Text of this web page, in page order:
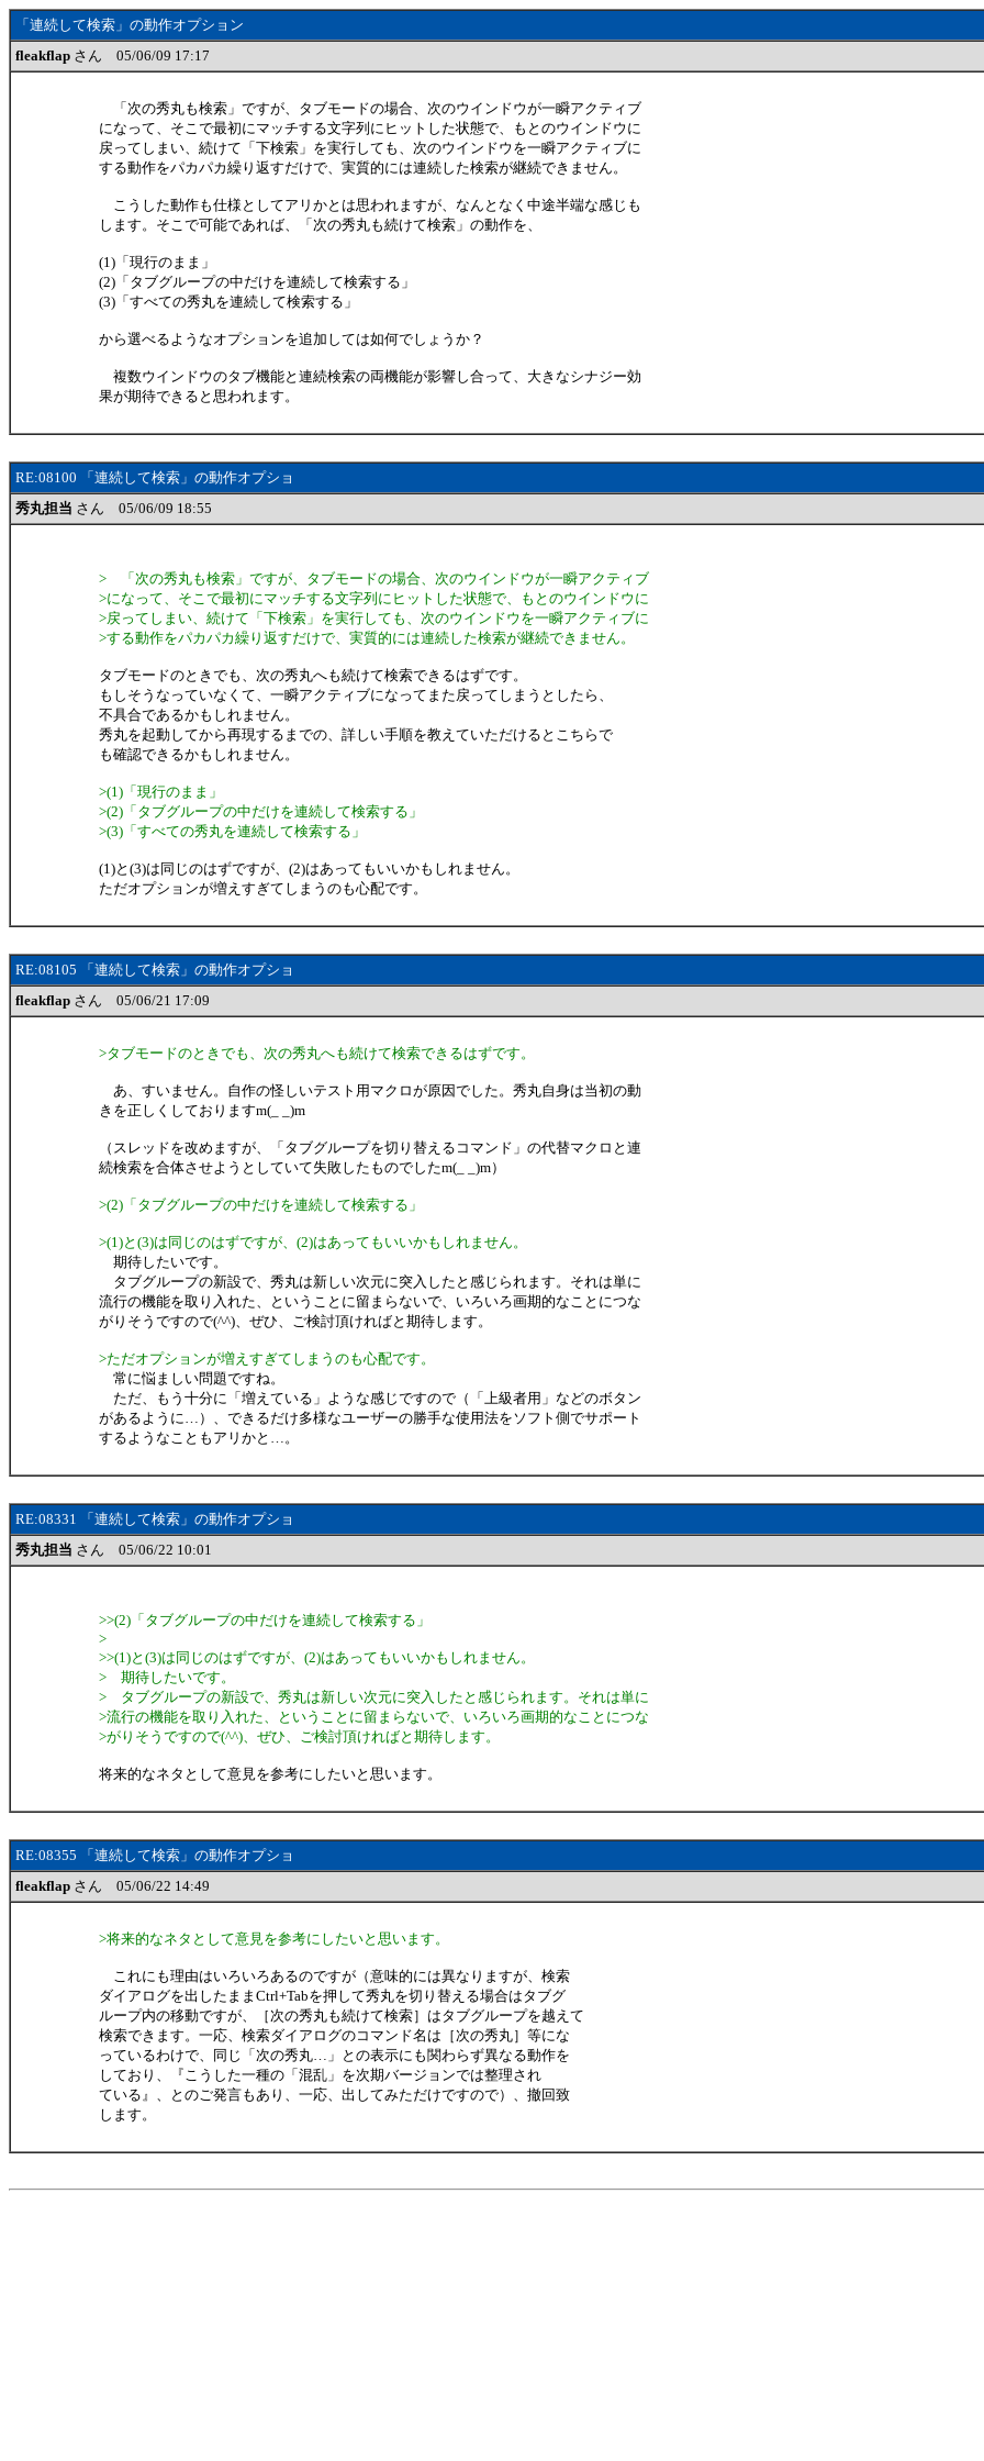
「連続して検索」の動作オプション
fleakflap さん 05/06/09 17:17
「次の秀丸も検索」ですが、タブモードの場合、次のウインドウが一瞬アクティブ
になって、そこで最初にマッチする文字列にヒットした状態で、もとのウインドウに
戻ってしまい、続けて「下検索」を実行しても、次のウインドウを一瞬アクティブに
する動作をパカパカ繰り返すだけで、実質的には連続した検索が継続できません。
こうした動作も仕様としてアリかとは思われますが、なんとなく中途半端な感じも
します。そこで可能であれば、「次の秀丸も続けて検索」の動作を、
(1)「現行のまま」
(2)「タブグループの中だけを連続して検索する」
(3)「すべての秀丸を連続して検索する」
から選べるようなオプションを追加しては如何でしょうか？
複数ウインドウのタブ機能と連続検索の両機能が影響し合って、大きなシナジー効
果が期待できると思われます。
RE:08100 「連続して検索」の動作オプショ
秀丸担当 さん 05/06/09 18:55
> 「次の秀丸も検索」ですが、タブモードの場合、次のウインドウが一瞬アクティブ
>になって、そこで最初にマッチする文字列にヒットした状態で、もとのウインドウに
>戻ってしまい、続けて「下検索」を実行しても、次のウインドウを一瞬アクティブに
>する動作をパカパカ繰り返すだけで、実質的には連続した検索が継続できません。
タブモードのときでも、次の秀丸へも続けて検索できるはずです。
もしそうなっていなくて、一瞬アクティブになってまた戻ってしまうとしたら、
不具合であるかもしれません。
秀丸を起動してから再現するまでの、詳しい手順を教えていただけるとこちらで
も確認できるかもしれません。
>(1)「現行のまま」
>(2)「タブグループの中だけを連続して検索する」
>(3)「すべての秀丸を連続して検索する」
(1)と(3)は同じのはずですが、(2)はあってもいいかもしれません。
ただオプションが増えすぎてしまうのも心配です。
RE:08105 「連続して検索」の動作オプショ
fleakflap さん 05/06/21 17:09
>タブモードのときでも、次の秀丸へも続けて検索できるはずです。
あ、すいません。自作の怪しいテスト用マクロが原因でした。秀丸自身は当初の動
きを正しくしておりますm(_ _)m
（スレッドを改めますが、「タブグループを切り替えるコマンド」の代替マクロと連
続検索を合体させようとしていて失敗したものでしたm(_ _)m）
>(2)「タブグループの中だけを連続して検索する」
>(1)と(3)は同じのはずですが、(2)はあってもいいかもしれません。
期待したいです。
タブグループの新設で、秀丸は新しい次元に突入したと感じられます。それは単に
流行の機能を取り入れた、ということに留まらないで、いろいろ画期的なことにつな
がりそうですので(^^)、ぜひ、ご検討頂ければと期待します。
>ただオプションが増えすぎてしまうのも心配です。
常に悩ましい問題ですね。
ただ、もう十分に「増えている」ような感じですので（「上級者用」などのボタン
があるように…）、できるだけ多様なユーザーの勝手な使用法をソフト側でサポート
するようなこともアリかと…。
RE:08331 「連続して検索」の動作オプショ
秀丸担当 さん 05/06/22 10:01
>>(2)「タブグループの中だけを連続して検索する」
>
>>(1)と(3)は同じのはずですが、(2)はあってもいいかもしれません。
> 期待したいです。
> タブグループの新設で、秀丸は新しい次元に突入したと感じられます。それは単に
>流行の機能を取り入れた、ということに留まらないで、いろいろ画期的なことにつな
>がりそうですので(^^)、ぜひ、ご検討頂ければと期待します。
将来的なネタとして意見を参考にしたいと思います。
RE:08355 「連続して検索」の動作オプショ
fleakflap さん 05/06/22 14:49
>将来的なネタとして意見を参考にしたいと思います。
これにも理由はいろいろあるのですが（意味的には異なりますが、検索
ダイアログを出したままCtrl+Tabを押して秀丸を切り替える場合はタブグ
ループ内の移動ですが、［次の秀丸も続けて検索］はタブグループを越えて
検索できます。一応、検索ダイアログのコマンド名は［次の秀丸］等にな
っているわけで、同じ「次の秀丸…」との表示にも関わらず異なる動作を
しており、『こうした一種の「混乱」を次期バージョンでは整理され
ている』、とのご発言もあり、一応、出してみただけですので）、撤回致
します。